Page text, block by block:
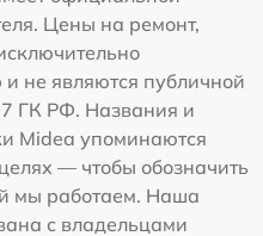
Цены на ремонт,
не являются публичной
ГК РФ. Названия и
Midea упоминаются
— чтобы обозначить
мы работаем. Наша
с владельцами